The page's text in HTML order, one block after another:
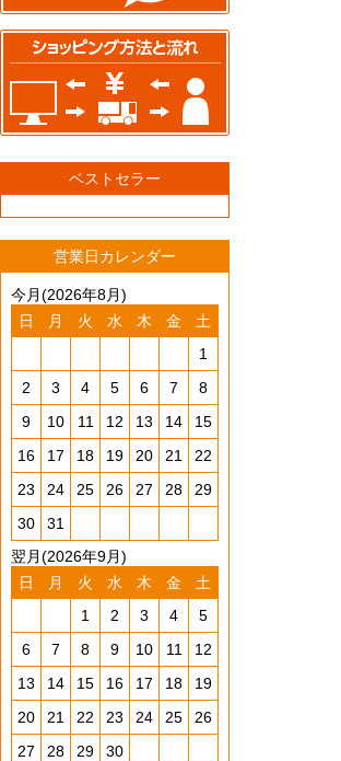
ベストセラー
営業日カレンダー
今月(2026年8月)
日
月 火 水 木 金
土
1
2
3 4 5 6 7
8
9
10 11 12 13 14
15
16
17 18 19 20 21
22
23
24 25 26 27 28
29
30
31
翌月(2026年9月)
日
月 火 水 木 金
土
1
2 3 4
5
6
7 8 9 10 11
12
13
14 15 16 17 18
19
20
21 22 23 24 25
26
27
28 29
30